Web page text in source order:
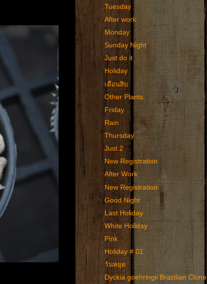
Tuesday
After work
Monday
Sunday Night
Just do it
Holiday
เดือนสิบ
Other Plants
Friday
Rain
Thursday
Just 2
New Registration
After Work
New Registration
Good Night
Last Holiday
White Holiday
Pink
Holiday # 01
วันหยุด
Dyckia goehringii Brazilian Clone